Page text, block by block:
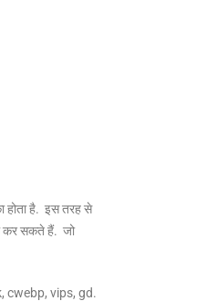
होता है. इस तरह से
कर सकते हैं. जो
cwebp, vips, gd.